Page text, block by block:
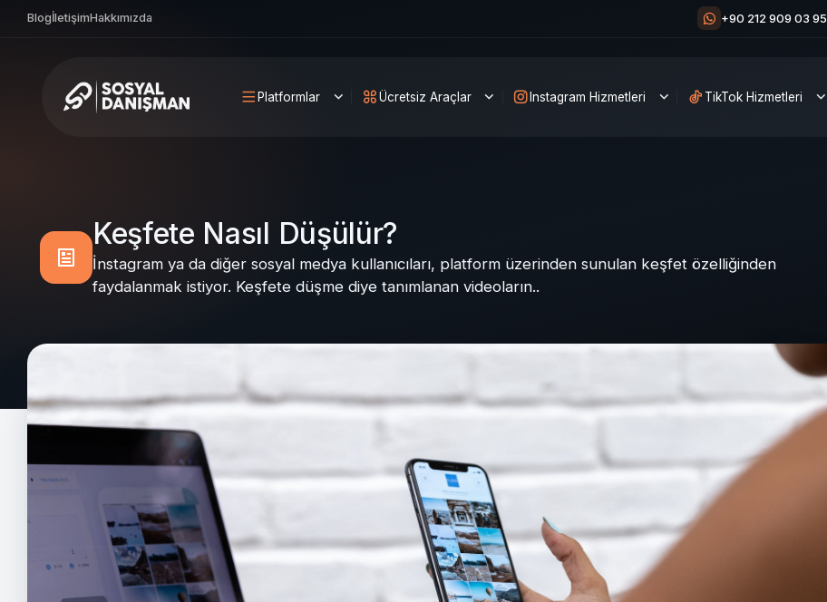
BlogİletişimHakkımızda +90 212 909 03 95
Platformlar Ücretsiz Araçlar Instagram Hizmetleri TikTok Hizmetleri
Keşfete Nasıl Düşülür?
İnstagram ya da diğer sosyal medya kullanıcıları, platform üzerinden sunulan keşfet özelliğinden
faydalanmak istiyor. Keşfete düşme diye tanımlanan videoların..